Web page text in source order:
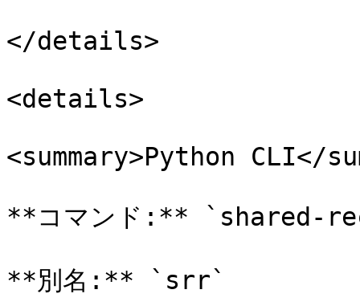
</details>
<details>
<summary>Python CLI</
**コマンド:** `shared-
**別名:** `srr`